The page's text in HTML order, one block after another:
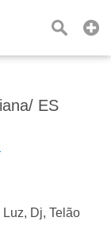
ES
Dj, Telão